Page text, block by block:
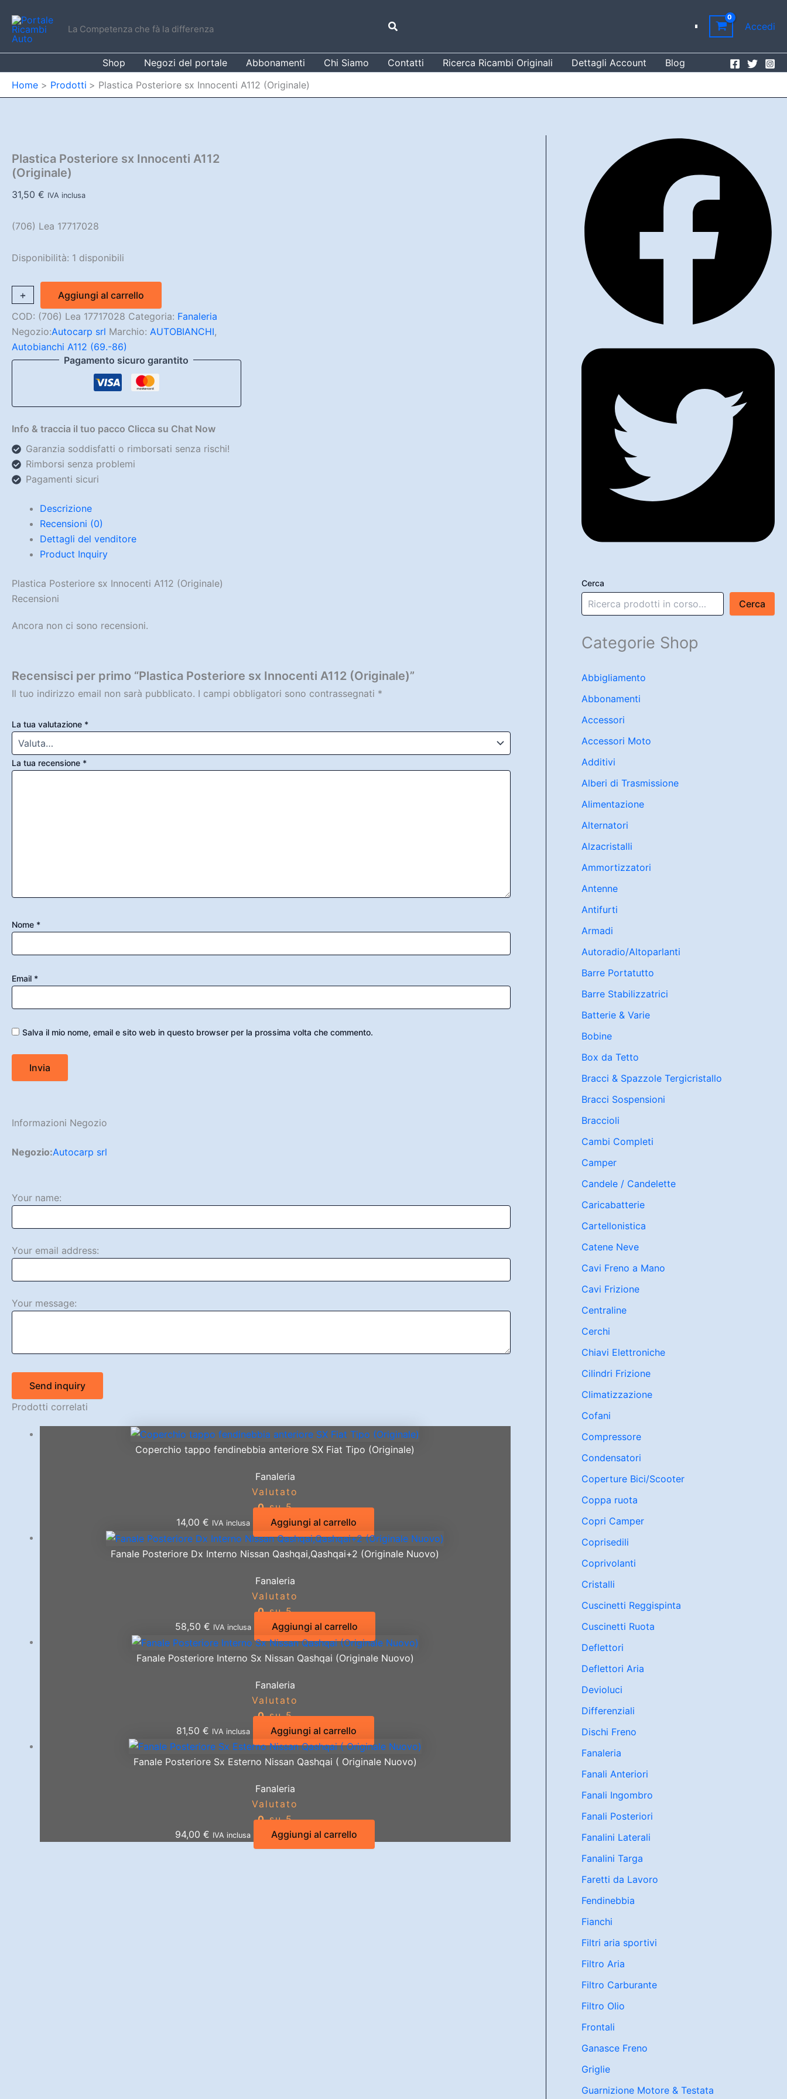
contenuto
La Competenza che fà la differenza Cerca Accedi
Shop Negozi del portale Abbonamenti Chi Siamo Contatti Ricerca Ricambi Originali Dettagli Account
Blog
Home
Prodotti Plastica Posteriore sx Innocenti A112 (Originale)
Plastica Posteriore sx Innocenti A112
(Originale)
31,50 € IVA inclusa
(706) Lea 17717028
Disponibilità: 1 disponibili
-
Plastica
Posteriore
sx
Innocenti
A112
(Originale)
quantità
+
Aggiungi al carrello
COD: (706) Lea 17717028 Categoria: Fanaleria
Negozio:Autocarp srl Marchio: AUTOBIANCHI,
Autobianchi A112 (69.-86)
Pagamento sicuro garantito
Info & traccia il tuo pacco Clicca su Chat Now
Garanzia soddisfatti o rimborsati senza rischi!
Rimborsi senza problemi
Pagamenti sicuri
Descrizione
Recensioni (0)
Dettagli del venditore
Product Inquiry
Plastica Posteriore sx Innocenti A112 (Originale)
Recensioni
Ancora non ci sono recensioni.
Recensisci per primo “Plastica Posteriore sx Innocenti A112 (Originale)”
Il tuo indirizzo email non sarà pubblicato. I campi obbligatori sono contrassegnati *
La tua valutazione *
La tua recensione *
Nome *
Email *
Salva il mio nome, email e sito web in questo browser per la prossima volta che commento.
Informazioni Negozio
Negozio:Autocarp srl
Your name:
Your email address:
Your message:
Send inquiry
Prodotti correlati
Coperchio tappo fendinebbia anteriore SX Fiat Tipo (Originale)
Fanaleria
Valutato
0su 5
14,00 € IVA inclusa Aggiungi al carrello
Fanale Posteriore Dx Interno Nissan Qashqai,Qashqai+2 (Originale Nuovo)
Fanaleria
Valutato
0su 5
58,50 € IVA inclusa Aggiungi al carrello
Fanale Posteriore Interno Sx Nissan Qashqai (Originale Nuovo)
Fanaleria
Valutato
0su 5
81,50 € IVA inclusa Aggiungi al carrello
Fanale Posteriore Sx Esterno Nissan Qashqai ( Originale Nuovo)
Fanaleria
Valutato
0su 5
94,00€ IVA inclusa Aggiungi al carrello
Cerca
Cerca
Categorie Shop
Abbigliamento
Abbonamenti
Accessori
Accessori Moto
Additivi
Alberi di Trasmissione
Alimentazione
Alternatori
Alzacristalli
Ammortizzatori
Antenne
Antifurti
Armadi
Autoradio/Altoparlanti
Barre Portatutto
Barre Stabilizzatrici
Batterie & Varie
Bobine
Box da Tetto
Bracci & Spazzole Tergicristallo
Bracci Sospensioni
Braccioli
Cambi Completi
Camper
Candele / Candelette
Caricabatterie
Cartellonistica
Catene Neve
Cavi Freno a Mano
Cavi Frizione
Centraline
Cerchi
Chiavi Elettroniche
Cilindri Frizione
Climatizzazione
Cofani
Compressore
Condensatori
Coperture Bici/Scooter
Coppa ruota
Copri Camper
Coprisedili
Coprivolanti
Cristalli
Cuscinetti Reggispinta
Cuscinetti Ruota
Deflettori
Deflettori Aria
Devioluci
Differenziali
Dischi Freno
Fanaleria
Fanali Anteriori
Fanali Ingombro
Fanali Posteriori
Fanalini Laterali
Fanalini Targa
Faretti da Lavoro
Fendinebbia
Fianchi
Filtri aria sportivi
Filtro Aria
Filtro Carburante
Filtro Olio
Frontali
Ganasce Freno
Griglie
Guarnizione Motore & Testata